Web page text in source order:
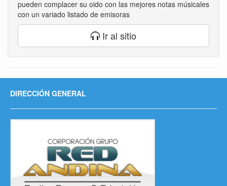
pueden complacer su oido con las mejores notas músicales
con un variado listado de emisoras
Ir al sitio
DIRECCIÓN GENERAL